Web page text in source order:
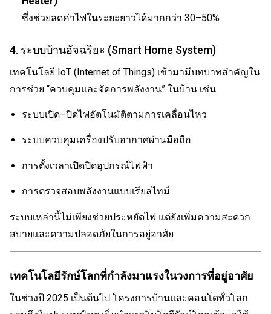
ซึ่งช่วยลดค่าไฟในระยะยาวได้มากกว่า 30–50%
4. ระบบบ้านอัจฉริยะ (Smart Home System)
เทคโนโลยี IoT (Internet of Things) เข้ามามีบทบาทสำคัญใน
การช่วย “ควบคุมและจัดการพลังงาน” ในบ้าน เช่น
ระบบเปิด–ปิดไฟอัตโนมัติตามการเคลื่อนไหว
ระบบควบคุมเครื่องปรับอากาศผ่านมือถือ
การตั้งเวลาเปิดปิดอุปกรณ์ไฟฟ้า
การตรวจสอบพลังงานแบบเรียลไทม์
ระบบเหล่านี้ไม่เพียงช่วยประหยัดไฟ แต่ยังเพิ่มความสะดวก
สบายและความปลอดภัยในการอยู่อาศัย
เทคโนโลยีรักษ์โลกที่กำลังมาแรงในวงการที่อยู่อาศัย
ในช่วงปี 2025 เป็นต้นไป โครงการบ้านและคอนโดทั่วโลก